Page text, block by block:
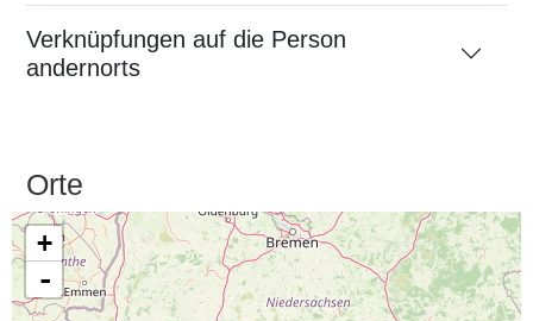
Verknüpfungen auf die Person
andernorts
Orte
+
-